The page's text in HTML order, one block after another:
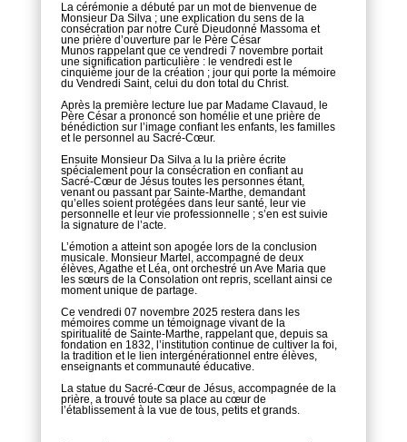
La cérémonie a débuté par un mot de bienvenue de
Monsieur Da Silva ; une explication du sens de la
consécration par notre Curé Dieudonné Massoma et
une prière d’ouverture par le Père César
Munos rappelant que ce vendredi 7 novembre portait
une signification particulière : le vendredi est le
cinquième jour de la création ; jour qui porte la mémoire
du Vendredi Saint, celui du don total du Christ.
Après la première lecture lue par Madame Clavaud, le
Père César a prononcé son homélie et une prière de
bénédiction sur l’image confiant les enfants, les familles
et le personnel au Sacré-Cœur.
Ensuite Monsieur Da Silva a lu la prière écrite
spécialement pour la consécration en confiant au
Sacré-Cœur de Jésus toutes les personnes étant,
venant ou passant par Sainte-Marthe, demandant
qu’elles soient protégées dans leur santé, leur vie
personnelle et leur vie professionnelle ; s’en est suivie
la signature de l’acte.
L’émotion a atteint son apogée lors de la conclusion
musicale. Monsieur Martel, accompagné de deux
élèves, Agathe et Léa, ont orchestré un Ave Maria que
les sœurs de la Consolation ont repris, scellant ainsi ce
moment unique de partage.
Ce vendredi 07 novembre 2025 restera dans les
mémoires comme un témoignage vivant de la
spiritualité de Sainte-Marthe, rappelant que, depuis sa
fondation en 1832, l’institution continue de cultiver la foi,
la tradition et le lien intergénérationnel entre élèves,
enseignants et communauté éducative.
La statue du Sacré-Cœur de Jésus, accompagnée de la
prière, a trouvé toute sa place au cœur de
l’établissement à la vue de tous, petits et grands.